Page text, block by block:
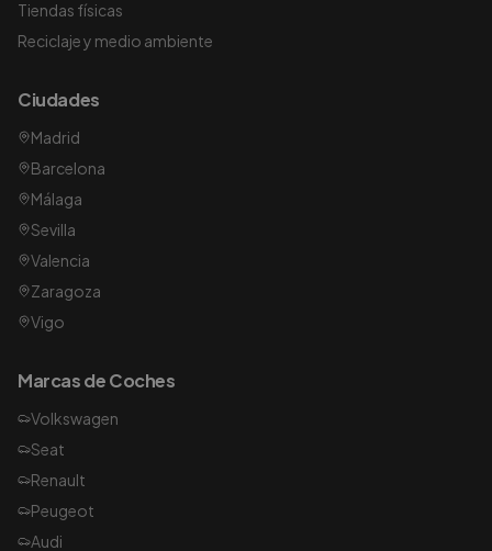
Tiendas físicas
Reciclaje y medio ambiente
Ciudades
Madrid
Barcelona
Málaga
Sevilla
Valencia
Zaragoza
Vigo
Marcas de Coches
Volkswagen
Seat
Renault
Peugeot
Audi